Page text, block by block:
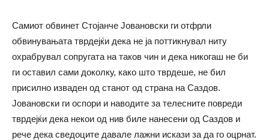
Самиот обвинет Стојанче Јовановски ги отфрли
обвинувањата тврдејќи дека не ја поттикнувал ниту
охрабрувал сопругата на таков чин и дека никогаш не би
ги оставил сами доколку, како што тврдеше, не бил
присилно изваден од станот од страна на Саздов.
Јовановски ги оспори и наводите за телесните повреди
тврдејќи дека некои од нив биле нанесени од Саздов и
рече дека сведоците давале лажни искази за да го оцрнат.